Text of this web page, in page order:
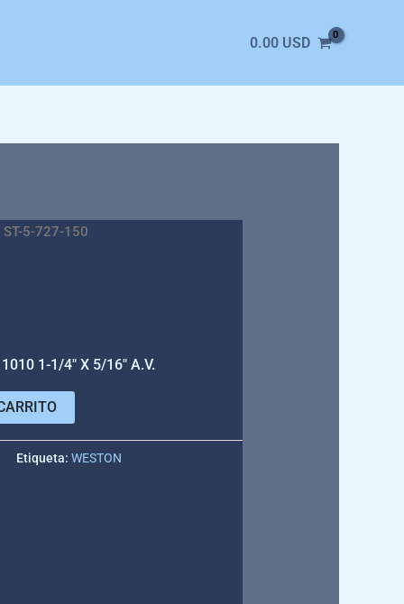
0.00 USD
5-727-150
1-1/4″ X 5/16″ A.V.
Etiqueta:WESTON